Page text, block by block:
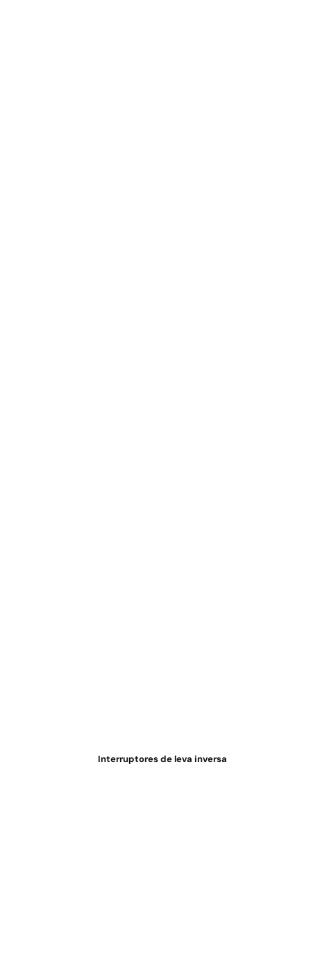
Interruptores de leva inversa